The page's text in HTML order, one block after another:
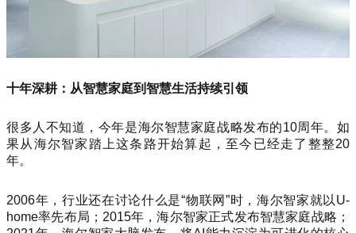
十年深耕：从智慧家庭到智慧生活持续引领
很多人不知道，今年是海尔智慧家庭战略发布的10周年。如
果从海尔智家踏上这条路开始算起，至今已经走了整整20
年。
2006年，行业还在讨论什么是“物联网”时，海尔智家就以U-
home率先布局；2015年，海尔智家正式发布智慧家庭战略；